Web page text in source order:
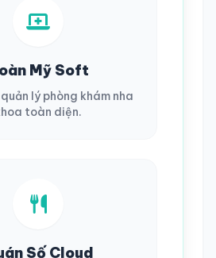
Mỹ Soft
quản lý phòng khám nha
toàn diện.
Số Cloud